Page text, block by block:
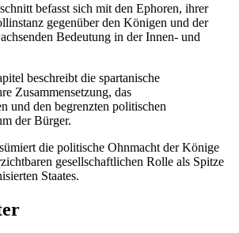
befasst sich mit den Ephoren, ihrer
gegenüber den Königen und der
Bedeutung in der Innen- und
beschreibt die spartanische
Zusammensetzung, das
und den begrenzten politischen
der Bürger.
die politische Ohnmacht der Könige
gesellschaftlichen Rolle als Spitze
Staates.